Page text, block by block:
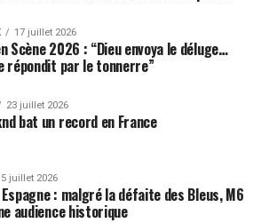
17 juillet 2026
Scène 2026 : “Dieu envoya le déluge…
répondit par le tonnerre”
23 juillet 2026
bat un record en France
juillet 2026
: malgré la défaite des Bleus, M6
audience historique